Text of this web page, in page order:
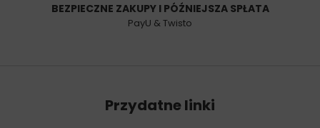
BEZPIECZNE ZAKUPY I PÓŹNIEJSZA SPŁATA
PayU & Twisto
Przydatne linki